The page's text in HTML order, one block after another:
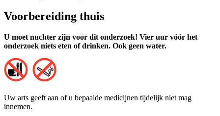
Voorbereiding thuis
U moet nuchter zijn voor dit onderzoek! Vier uur vóór het
onderzoek niets eten of drinken. Ook geen water.
Uw arts geeft aan of u bepaalde medicijnen tijdelijk niet mag
innemen.